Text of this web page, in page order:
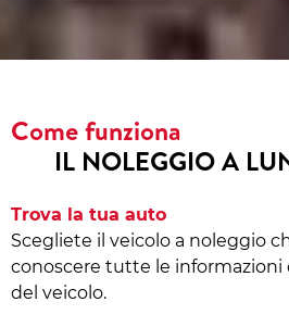
Come funziona
IL NOLEGGIO A
Trova la tua auto
Scegliete il veicolo a noleggio
conoscere tutte le informazioni
del veicolo.